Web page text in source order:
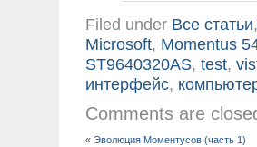
Filed under Все статьи
Microsoft, Momentus
ST9640320AS,test,
интерфейс,
Comments are
«Эволюция Моментусов (часть 1)